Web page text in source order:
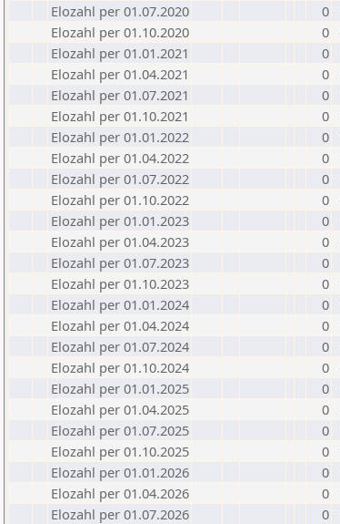
Elozahl per 01.07.2020
0
Elozahl per 01.10.2020
0
Elozahl per 01.01.2021
0
Elozahl per 01.04.2021
0
Elozahl per 01.07.2021
0
Elozahl per 01.10.2021
0
Elozahl per 01.01.2022
0
Elozahl per 01.04.2022
0
Elozahl per 01.07.2022
0
Elozahl per 01.10.2022
0
Elozahl per 01.01.2023
0
Elozahl per 01.04.2023
0
Elozahl per 01.07.2023
0
Elozahl per 01.10.2023
0
Elozahl per 01.01.2024
0
Elozahl per 01.04.2024
0
Elozahl per 01.07.2024
0
Elozahl per 01.10.2024
0
Elozahl per 01.01.2025
0
Elozahl per 01.04.2025
0
Elozahl per 01.07.2025
0
Elozahl per 01.10.2025
0
Elozahl per 01.01.2026
0
Elozahl per 01.04.2026
0
Elozahl per 01.07.2026
0